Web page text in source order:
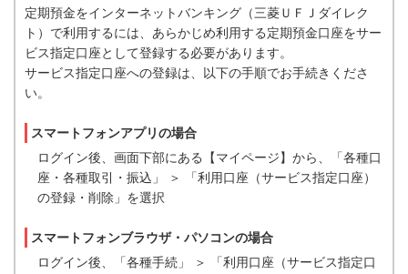
定期預金をインターネットバンキング（三菱ＵＦＪダイレク
ト）で利用するには、あらかじめ利用する定期預金口座をサー
ビス指定口座として登録する必要があります。
サービス指定口座への登録は、以下の手順でお手続きくださ
い。
スマートフォンアプリの場合
ログイン後、画面下部にある【マイページ】から、「各種口
座・各種取引・振込」 ＞ 「利用口座（サービス指定口座）
の登録・削除」を選択
スマートフォンブラウザ・パソコンの場合
ログイン後、「各種手続」 ＞ 「利用口座（サービス指定口